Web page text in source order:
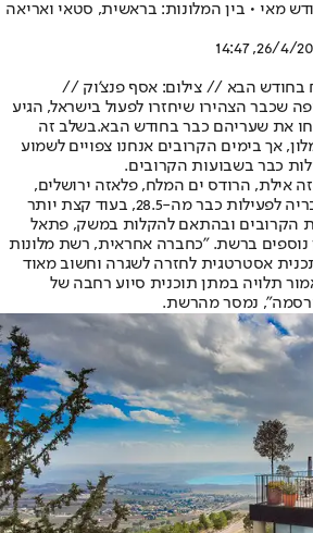
מאי • בין המלונות: בראשית, סטאי ואריאה
26/4/2020,
בחודש הבא // צילום: אסף פנצ'וק //
שכבר הצהירו שיחזרו לפעול בישראל, הגיע
את שעריהם כבר בחודש הבא.בשלב זה
אך בימים הקרובים אנחנו צפויים לשמוע
כבר בשבועות הקרובים.
אילת, הרודס ים המלח, פלאזה ירושלים,
הרודס תל אביב ופלאזה טבריה לפעילות כבר מה-28.5, בעוד קצת יותר
הקרובים ובהתאם להקלות במשק, פתאל
נוספים ברשת. ״כחברה אחראית, רשת מלונות
אסטרטגית לחזרה לשגרה וחשוב מאוד
תלויה במתן תוכנית סיוע רחבה של
נמסר מהרשת.